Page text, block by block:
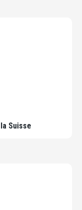
Suisse